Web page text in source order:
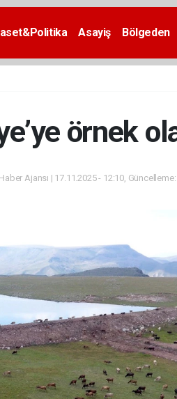
Asayiş Bölgeden
örnek
Ajansı | 17.11.2025 - 12:10,